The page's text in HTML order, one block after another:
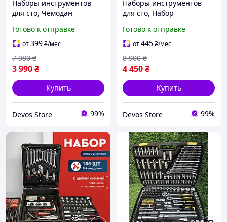
Наборы инструментов
для сто, Чемодан
машины (108 ед), Наборы
ключей, DVS
Готово к отправке
от399₴/мес
3 990₴
7 980 ₴
Купить
Devos Store 99%
Наборы инструментов
для сто, Набор
инструмента с
чемоданом (216 ед,
Польша), DVS
Готово к отправке
от445₴/мес
4 450₴
8 900 ₴
Купить
Devos Store 99%